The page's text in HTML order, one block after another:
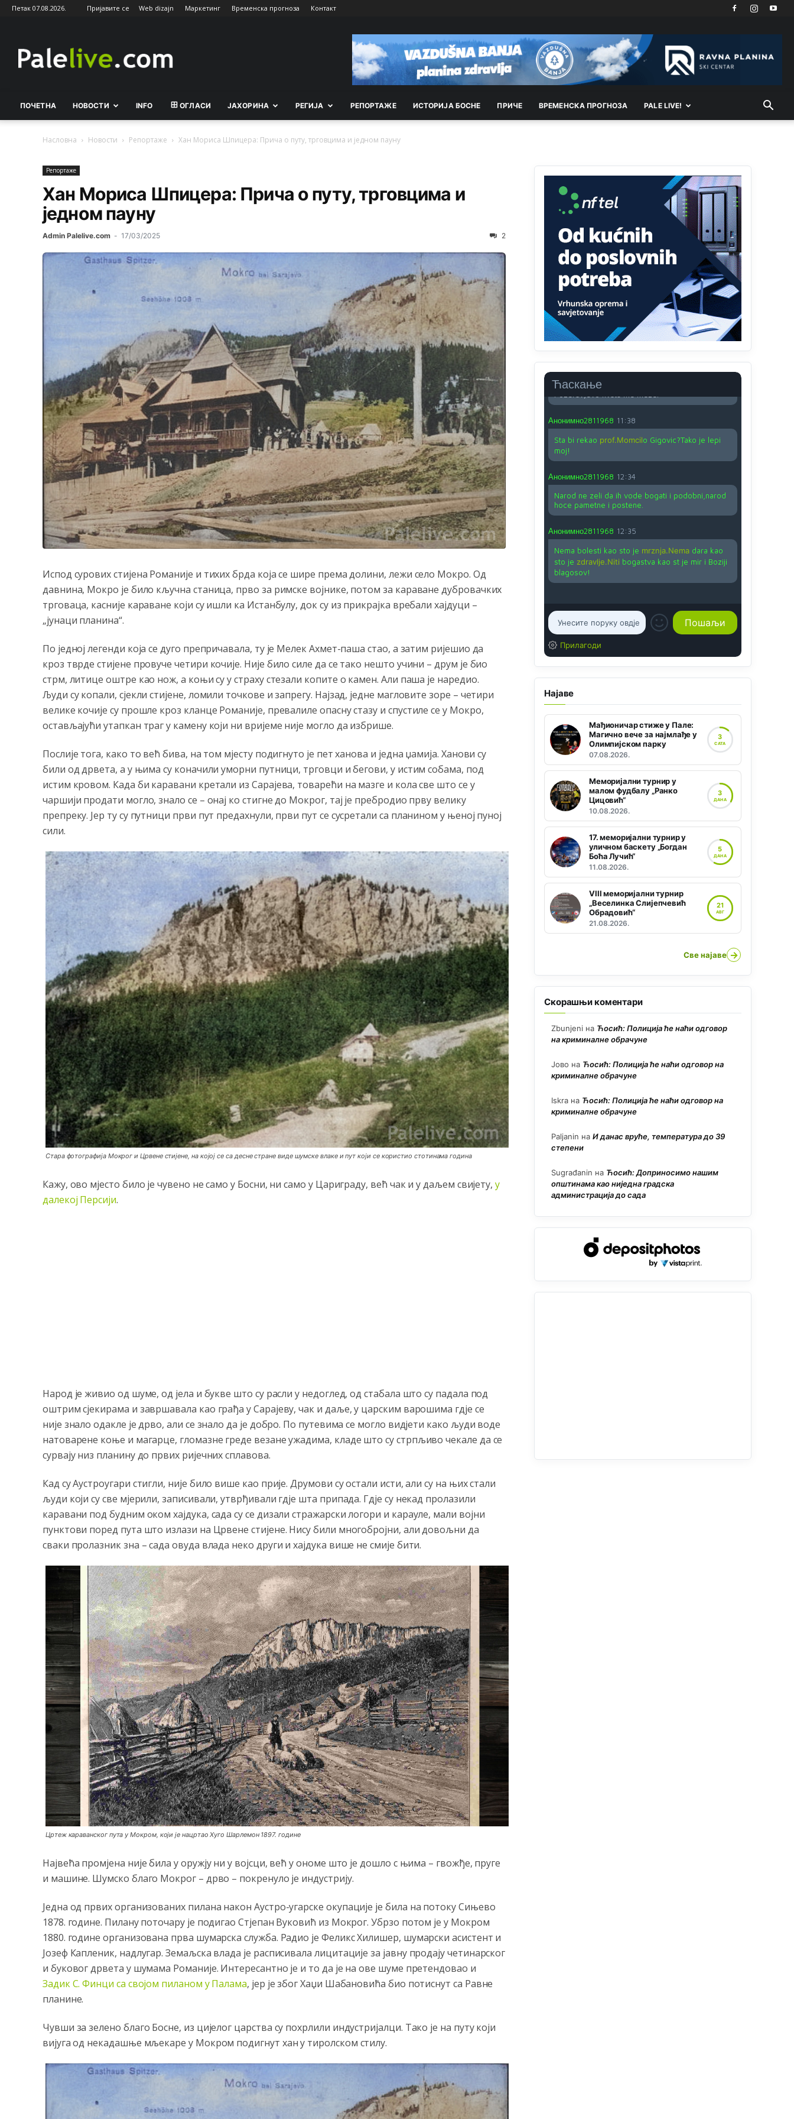
Петак 07.08.2026. Пријавите се Web dizajn Маркетинг Временска прогноза Контакт
ПОЧЕТНА НОВОСТИ INFO ОГЛАСИ ЈАХОРИНА РEГИЈА РEПОРТАЖE ИСТОРИЈА БОСНЕ ПРИЧЕ ВРEМEНСКА ПРОГНОЗА PALE LIVE!
Насловна Новости Рeпортажe Хан Мориса Шпицера: Прича о путу, трговцима и једном пауну
Рeпортажe
Хан Мориса Шпицера: Прича о путу, трговцима и
једном пауну
Admin Palelive.com - 17/03/2025 2
Испод сурових стијена Романије и тихих брда која се шире према долини, лежи село Мокро. Од
давнина, Мокро је било кључна станица, прво за римске војнике, потом за караване дубровачких
трговаца, касније караване који су ишли ка Истанбулу, док су из прикрајка вребали хајдуци –
„јунаци планина“.
По једној легенди која се дуго препричавала, ту је Мелек Ахмет-паша стао, а затим ријешио да
кроз тврде стијене провуче четири кочије. Није било силе да се тако нешто учини – друм је био
стрм, литице оштре као нож, а коњи су у страху стезали копите о камен. Али паша је наредио.
Људи су копали, сјекли стијене, ломили точкове и запрегу. Најзад, једне магловите зоре – четири
велике кочије су прошле кроз кланце Романије, превалиле опасну стазу и спустиле се у Мокро,
остављајући утапкан траг у камену који ни вријеме није могло да избрише.
Послије тога, како то већ бива, на том мјесту подигнуто је пет ханова и једна џамија. Ханови су
били од дрвета, а у њима су коначили уморни путници, трговци и бегови, у истим собама, под
истим кровом. Када би каравани кретали из Сарајева, товарећи на мазге и кола све што се у
чаршији продати могло, знало се – онај ко стигне до Мокрог, тај је пребродио прву велику
препреку. Јер ту су путници први пут предахнули, први пут се сусретали са планином у њеној пуној
сили.
Стара фотографија Мокрог и Црвене стијене, на којој се са десне стране виде шумске влаке и пут који се користио стотинама година
Кажу, ово мјесто било је чувено не само у Босни, ни само у Цариграду, већ чак и у даљем свијету,у
далекој Персији.
Народ је живио од шуме, од јела и букве што су расли у недоглед, од стабала што су падала под
оштрим сјекирама и завршавала као грађа у Сарајеву, чак и даље, у царским варошима гдје се
није знало одакле је дрво, али се знало да је добро. По путевима се могло видјети како људи воде
натоварене коње и магарце, гломазне греде везане ужадима, кладе што су стрпљиво чекале да се
сурвају низ планину до првих ријечних сплавова.
Кад су Аустроугари стигли, није било више као прије. Друмови су остали исти, али су на њих стали
људи који су све мјерили, записивали, утврђивали гдје шта припада. Гдје су некад пролазили
каравани под будним оком хајдука, сада су се дизали стражарски логори и карауле, мали војни
пунктови поред пута што излази на Црвене стијене. Нису били многобројни, али довољни да
сваки пролазник зна – сада овуда влада неко други и хајдука више не смије бити.
Цртеж караванског пута у Мокром, који је нацртао Хуго Шарлемон 1897. године
Највећа промјена није била у оружју ни у војсци, већ у ономе што је дошло с њима – гвожђе, пруге
и машине. Шумско благо Мокрог – дрво – покренуло је индустрију.
Једна од првих организованих пилана након Аустро-угарске окупације је била на потоку Сињево
1878. године. Пилану поточару је подигао Стјепан Вуковић из Мокрог. Убрзо потом је у Мокром
1880. године организована прва шумарска служба. Радио је Феликс Хилишер, шумарски асистент и
Јозеф Капленик, надлугар. Земаљска влада је расписивала лицитације за јавну продају четинарског
и буковог дрвета у шумама Романије. Интересантно је и то да је на ове шуме претендовао и
Задик С. Финци са својом пиланом у Палама, јер је због Хаџи Шабановића био потиснут са Равне
планине.
Чувши за зелено благо Босне, из цијелог царства су похрлили индустријалци. Тако је на путу који
вијуга од некадашње мљекаре у Мокром подигнут хан у тиролском стилу.
Ћаскање
vjeka,neko rece za Radovana i Ratka kaki su oni
srbi...i poce dalje da besjedi znam ja dobro sta je
bilo u Ag-ci...
Анонимно2810587
Proguglajte
Анонимно2810587 11:21
O kako su cudni lvi ljudi,uzeli bi sve da mogu...a
ja srce svima fajem,radujem se tudjoj sreci.I ko
ima i ko nema na iso ce mjesto leci!
Анонимно2810587
Nije u svijetu problem,nahraniti siromasnd,kako
nahraniti bogate!?
Анонимно2810587
Анонимно2811968 11:38
Sta bi rekao prof.Momcilo Gigovic?Tako je lepi
moj!
Анонимно2811968 12:34
Narod ne zeli da ih vode bogati i podobni,narod
hoce pametne i postene.
Анонимно2811968 12:35
Nema bolesti kao sto je mrznja.Nemadara kao
sto je zdravlje.Niti bogastva kao st je mir i Boziji
blagosov!
Прилагоди
Најаве
Мађионичар стиже у Пале:
Магично вече за најмлађе у
Олимпијском парку
07.08.2026.
3
САТА
Меморијални турнир у
малом фудбалу „Ранко
Цицовић“
10.08.2026.
3
ДАНА
17. меморијални турнир у
уличном баскету „Богдан
Боћа Лучић“
11.08.2026.
5
ДАНА
VIII меморијални турнир
„Веселинка Слијепчевић
Обрадовић“
21.08.2026.
21
АВГ
Све најаве →
Скорашњи коментари
Zbunjeni на Ћосић: Полиција ће наћи одговор
на криминалне обрачуне
Јово на Ћосић: Полиција ће наћи одговор на
криминалне обрачуне
Iskra на Ћосић: Полиција ће наћи одговор на
криминалне обрачуне
Paljanin на И данас вруће, температура до 39
степени
Sugrađanin на Ћосић: Доприносимо нашим
општинама као ниједна градска
администрација до сада